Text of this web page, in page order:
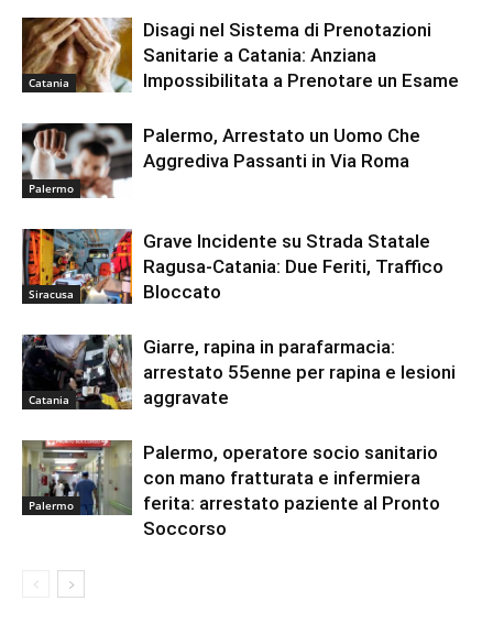
Catania
Disagi nel Sistema di Prenotazioni
Sanitarie a Catania: Anziana
Impossibilitata a Prenotare un Esame
Palermo
Palermo, Arrestato un Uomo Che
Aggrediva Passanti in Via Roma
Siracusa
Grave Incidente su Strada Statale
Ragusa-Catania: Due Feriti, Traffico
Bloccato
Catania
Giarre, rapina in parafarmacia:
arrestato 55enne per rapina e lesioni
aggravate
Palermo
Palermo, operatore socio sanitario
con mano fratturata e infermiera
ferita: arrestato paziente al Pronto
Soccorso